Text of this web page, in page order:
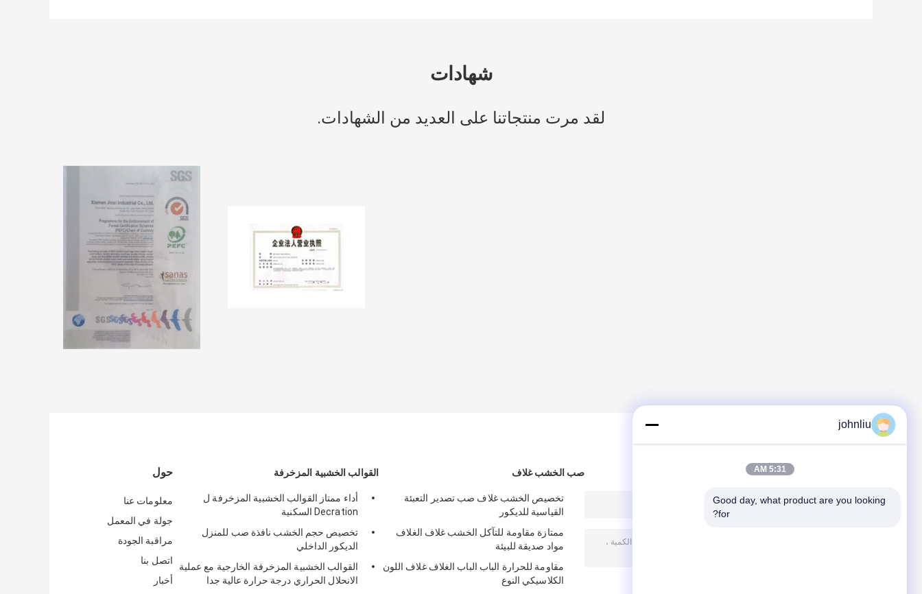
شهادات
لقد مرت منتجاتنا على العديد من الشهادات.
حول
معلومات عنا
جولة في المعمل
مراقبة الجودة
اتصل بنا
أخبار
القوالب الخشبية المزخرفة
أداء ممتاز القوالب الخشبية المزخرفة ل
Decration السكنية
تخصيص حجم الخشب نافذة صب للمنزل
الديكور الداخلي
القوالب الخشبية المزخرفة الخارجية مع عملية
الانحلال الحراري درجة حرارة عالية جدا
صب الخشب غلاف
تخصيص الخشب غلاف صب تصدير التعبئة
القياسية للديكور
ممتازة مقاومة للتآكل الخشب غلاف الغلاف
مواد صديقة للبيئة
مقاومة للحرارة الباب الباب الغلاف غلاف اللون
الكلاسيكي النوع
johnliu
5:31 AM
Good day, what product are you looking
for?